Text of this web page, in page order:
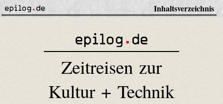
Inhaltsverzeichnis
Zeitreisen zur
Kultur + Technik